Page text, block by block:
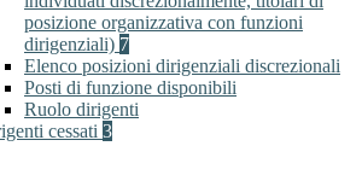
posizione organizzativa con funzioni
dirigenziali) 7
Elenco posizioni dirigenziali discrezionali
Posti di funzione disponibili
Ruolo dirigenti
cessati 3